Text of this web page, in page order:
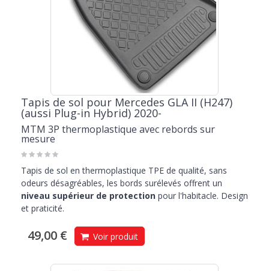
Tapis de sol pour Mercedes GLA II (H247)
(aussi Plug-in Hybrid) 2020-
MTM 3P thermoplastique avec rebords sur
mesure
Tapis de sol en thermoplastique TPE de qualité, sans
odeurs désagréables, les bords surélevés offrent un
niveau supérieur de protection pour l'habitacle. Design
et praticité.
49,00 € Voir produit